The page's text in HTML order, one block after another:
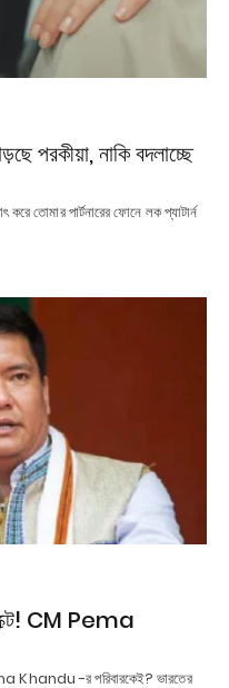
নাকি বদলাচ্ছে
পার্টনারের ফোনে লক প্যাটার্ন
CM Pema
Khandu -র পরিবারকেই? ভারতের